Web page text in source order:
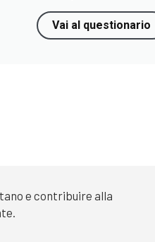
Vai al questionario
e contribuire alla